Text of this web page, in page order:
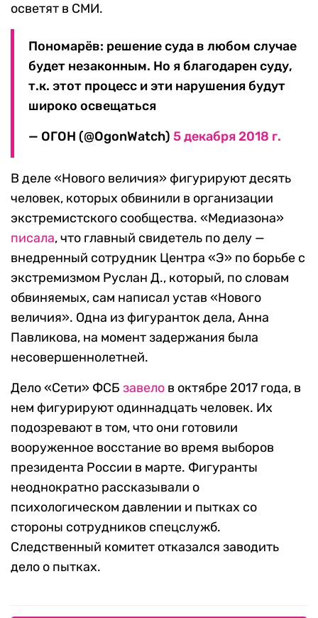
осветят в СМИ.
Пономарёв: решение суда в любом случае
будет незаконным. Но я благодарен суду,
т.к. этот процесс и эти нарушения будут
широко освещаться
— ОГОН (@OgonWatch) 5 декабря 2018 г.
В деле «Нового величия» фигурируют десять
человек, которых обвинили в организации
экстремистского сообщества. «Медиазона»
писала, что главный свидетель по делу —
внедренный сотрудник Центра «Э» по борьбе с
экстремизмом Руслан Д., который, по словам
обвиняемых, сам написал устав «Нового
величия». Одна из фигуранток дела, Анна
Павликова, на момент задержания была
несовершеннолетней.
Дело «Сети» ФСБ завело в октябре 2017 года, в
нем фигурируют одиннадцать человек. Их
подозревают в том, что они готовили
вооруженное восстание во время выборов
президента России в марте. Фигуранты
неоднократно рассказывали о
психологическом давлении и пытках со
стороны сотрудников спецслужб.
Следственный комитет отказался заводить
дело о пытках.